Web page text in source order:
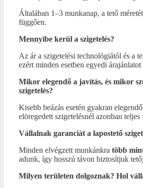
Általában 1–3 munkanap, a tető
függően.
Mennyibe kerül a szigetelés?
Az ár a szigetelési technológiától és a
ezért minden esetben egyedi
Mikor elegendő a javítás, és mikor
szigetelés?
Kisebb beázás esetén gyakran
elöregedett szigetelésnél azonban
Vállalnak garanciát a lapostető
Minden elvégzett munkánkra több
adunk, így hosszú távon biztosítjuk
Milyen területen dolgoznak? Hol